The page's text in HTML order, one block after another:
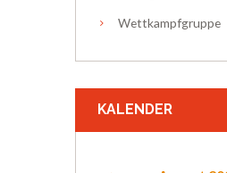
Wettkampfgruppe
KALENDER